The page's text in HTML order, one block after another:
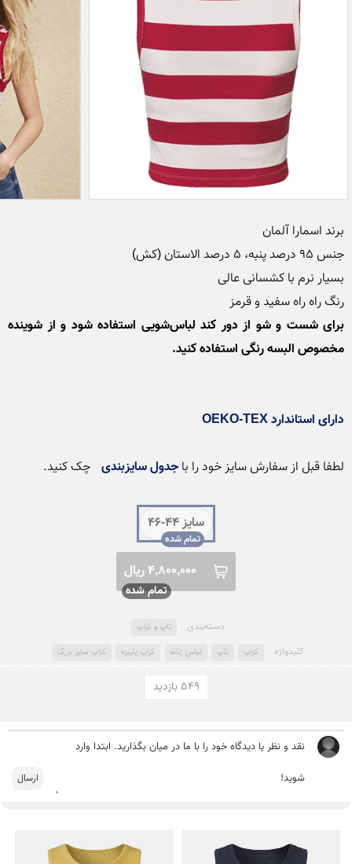
سایز 44-46
4,800,000 ریال
رنگ راه راه سفید و قرمز
مخصوص البسه رنگی استفاده کنید.
دارای استاندارد OEKO-TEX
لطفا قبل از سفارش سایز خود را با جدول سایزبندی چک کنید.
دسته‌بندی تاپ و کراپ
کلید‌واژه کراپ تاپ لباس زنانه کراپ پاییزه کراپ سایز بزرگ
549 بازدید